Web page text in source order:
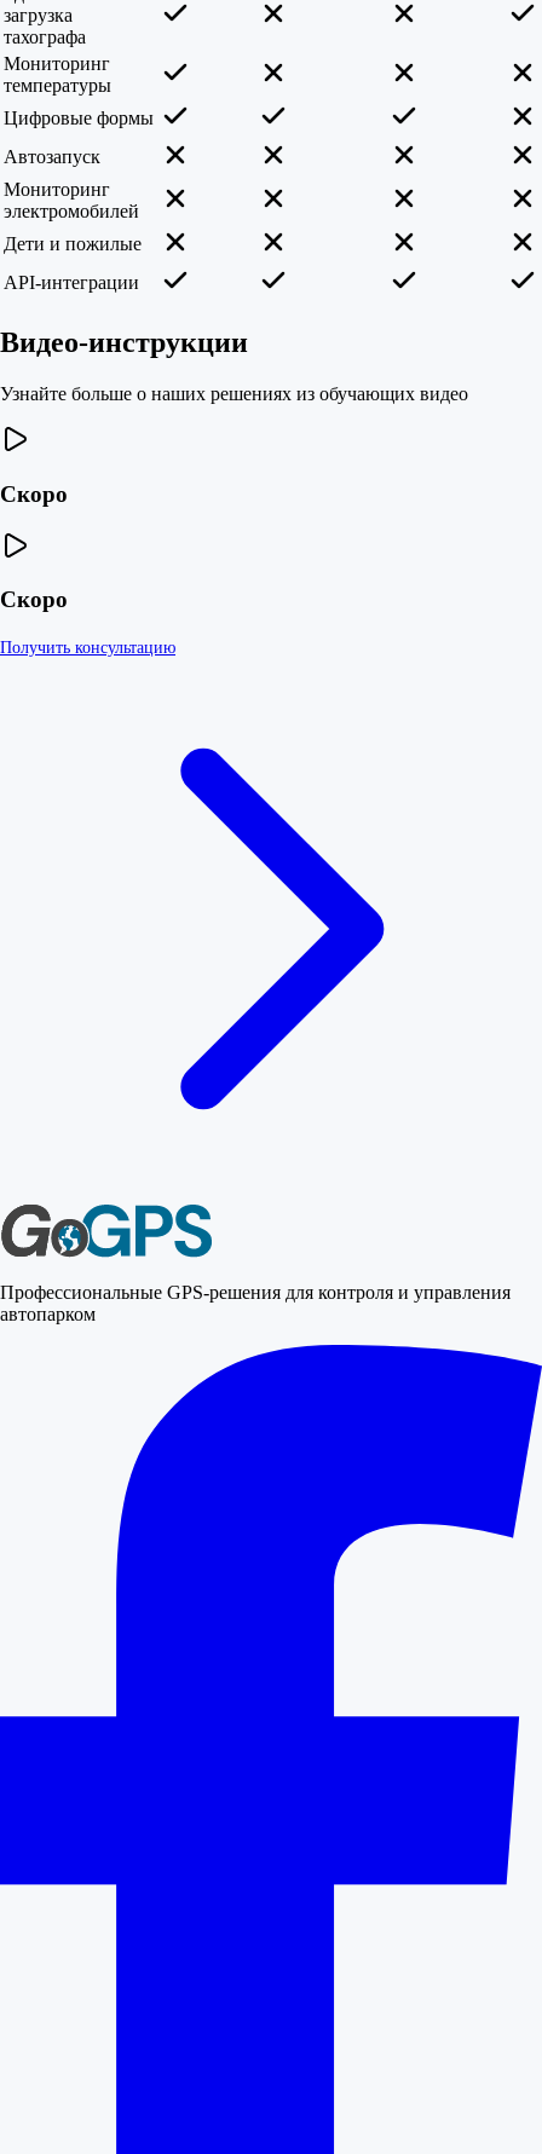
загрузка
тахографа
Мониторинг
температуры
Цифровые формы
Автозапуск
Мониторинг
электромобилей
Дети и пожилые
API-интеграции
Видео-инструкции
Узнайте больше о наших решениях из обучающих видео
Скоро
Скоро
Получить консультацию
Профессиональные GPS-решения для контроля и управления
автопарком